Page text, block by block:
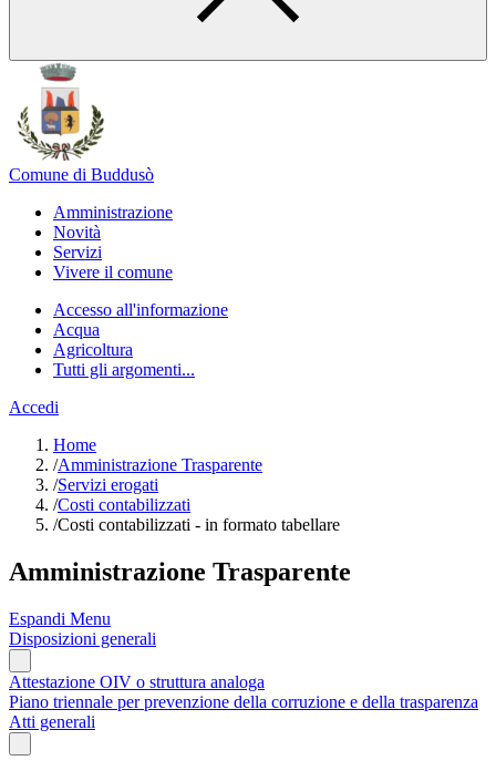
Comune di Buddusò
Amministrazione
Novità
Servizi
Vivere il comune
Accesso all'informazione
Acqua
Agricoltura
Tutti gli argomenti...
Accedi
Home
/Amministrazione Trasparente
/Servizi erogati
/Costi contabilizzati
/Costi contabilizzati - in formato tabellare
Amministrazione Trasparente
Espandi Menu
Disposizioni generali
Attestazione OIV o struttura analoga
Piano triennale per prevenzione della corruzione e della trasparenza
Atti generali